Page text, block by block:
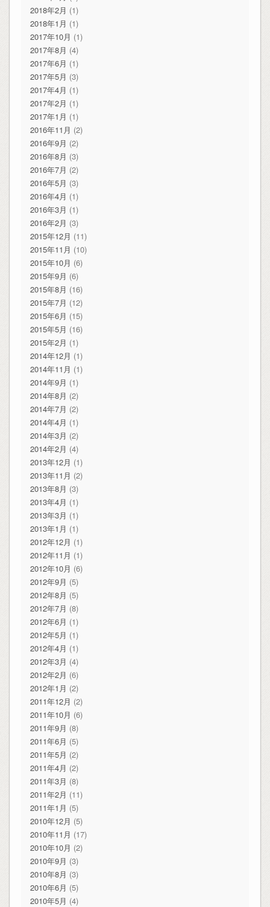
2018年2月 (1)
2018年1月 (1)
2017年10月 (1)
2017年8月 (4)
2017年6月 (1)
2017年5月 (3)
2017年4月 (1)
2017年2月 (1)
2017年1月 (1)
2016年11月 (2)
2016年9月 (2)
2016年8月 (3)
2016年7月 (2)
2016年5月 (3)
2016年4月 (1)
2016年3月 (1)
2016年2月 (3)
2015年12月 (11)
2015年11月 (10)
2015年10月 (6)
2015年9月 (6)
2015年8月 (16)
2015年7月 (12)
2015年6月 (15)
2015年5月 (16)
2015年2月 (1)
2014年12月 (1)
2014年11月 (1)
2014年9月 (1)
2014年8月 (2)
2014年7月 (2)
2014年4月 (1)
2014年3月 (2)
2014年2月 (4)
2013年12月 (1)
2013年11月 (2)
2013年8月 (3)
2013年4月 (1)
2013年3月 (1)
2013年1月 (1)
2012年12月 (1)
2012年11月 (1)
2012年10月 (6)
2012年9月 (5)
2012年8月 (5)
2012年7月 (8)
2012年6月 (1)
2012年5月 (1)
2012年4月 (1)
2012年3月 (4)
2012年2月 (6)
2012年1月 (2)
2011年12月 (2)
2011年10月 (6)
2011年9月 (8)
2011年6月 (5)
2011年5月 (2)
2011年4月 (2)
2011年3月 (8)
2011年2月 (11)
2011年1月 (5)
2010年12月 (5)
2010年11月 (17)
2010年10月 (2)
2010年9月 (3)
2010年8月 (3)
2010年6月 (5)
2010年5月 (4)